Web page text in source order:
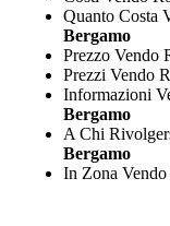
Quanto Costa
Bergamo
Prezzo Vendo
Prezzi Vendo
Informazioni
Bergamo
A Chi
Bergamo
In Zona